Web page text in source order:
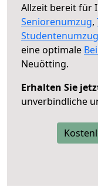
Allzeit bereit für
Seniorenumzug,
Studentenumzug
eine optimale
Neuötting.
Erhalten Sie
unverbindliche